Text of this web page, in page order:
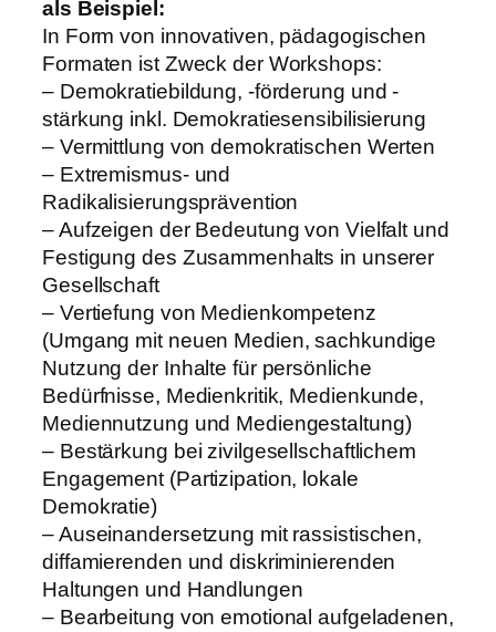
als Beispiel:
In Form von innovativen, pädagogischen
Formaten ist Zweck der Workshops:
– Demokratiebildung, -förderung und -
stärkung inkl. Demokratiesensibilisierung
– Vermittlung von demokratischen Werten
– Extremismus- und
Radikalisierungsprävention
– Aufzeigen der Bedeutung von Vielfalt und
Festigung des Zusammenhalts in unserer
Gesellschaft
– Vertiefung von Medienkompetenz
(Umgang mit neuen Medien, sachkundige
Nutzung der Inhalte für persönliche
Bedürfnisse, Medienkritik, Medienkunde,
Mediennutzung und Mediengestaltung)
– Bestärkung bei zivilgesellschaftlichem
Engagement (Partizipation, lokale
Demokratie)
– Auseinandersetzung mit rassistischen,
diffamierenden und diskriminierenden
Haltungen und Handlungen
– Bearbeitung von emotional aufgeladenen,